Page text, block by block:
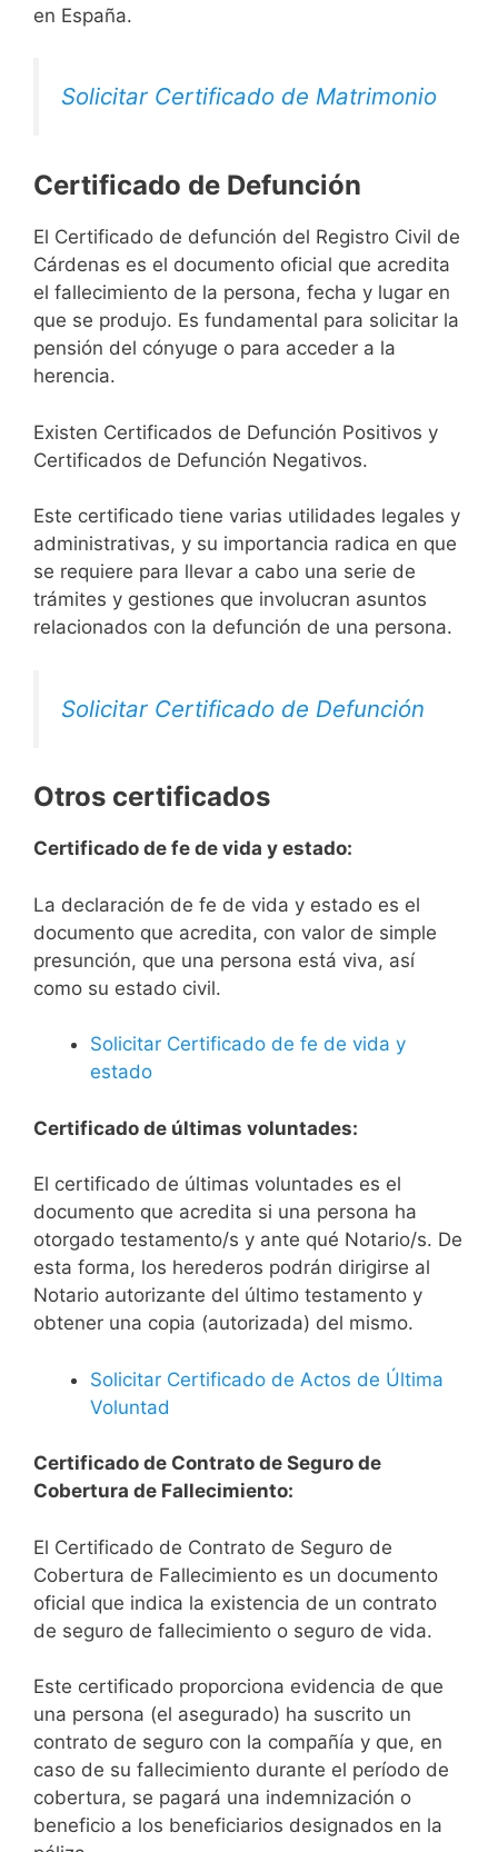
en España.
Solicitar Certificado de Matrimonio
Certificado de Defunción
El Certificado de defunción del Registro Civil de
Cárdenas es el documento oficial que acredita
el fallecimiento de la persona, fecha y lugar en
que se produjo. Es fundamental para solicitar la
pensión del cónyuge o para acceder a la
herencia.
Existen Certificados de Defunción Positivos y
Certificados de Defunción Negativos.
Este certificado tiene varias utilidades legales y
administrativas, y su importancia radica en que
se requiere para llevar a cabo una serie de
trámites y gestiones que involucran asuntos
relacionados con la defunción de una persona.
Solicitar Certificado de Defunción
Otros certificados
Certificado de fe de vida y estado:
La declaración de fe de vida y estado es el
documento que acredita, con valor de simple
presunción, que una persona está viva, así
como su estado civil.
Solicitar Certificado de fe de vida y
estado
Certificado de últimas voluntades:
El certificado de últimas voluntades es el
documento que acredita si una persona ha
otorgado testamento/s y ante qué Notario/s. De
esta forma, los herederos podrán dirigirse al
Notario autorizante del último testamento y
obtener una copia (autorizada) del mismo.
Solicitar Certificado de Actos de Última
Voluntad
Certificado de Contrato de Seguro de
Cobertura de Fallecimiento:
El Certificado de Contrato de Seguro de
Cobertura de Fallecimiento es un documento
oficial que indica la existencia de un contrato
de seguro de fallecimiento o seguro de vida.
Este certificado proporciona evidencia de que
una persona (el asegurado) ha suscrito un
contrato de seguro con la compañía y que, en
caso de su fallecimiento durante el período de
cobertura, se pagará una indemnización o
beneficio a los beneficiarios designados en la